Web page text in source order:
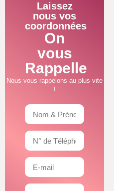
Laissez
nous vos
coordonnées
On
vous
Rappelle
Nous vous rappelons au plus vite
!